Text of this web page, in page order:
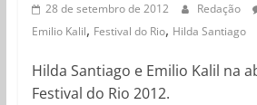
28 de setembro de 2012 Redação
Emilio Kalil, Festival do Rio, Hilda Santiago
Hilda Santiago e Emilio Kalil na
Festival do Rio 2012.